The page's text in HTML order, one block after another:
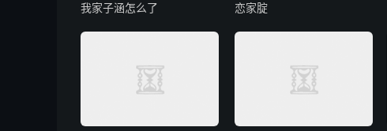
我家子涵怎么了 恋家腚